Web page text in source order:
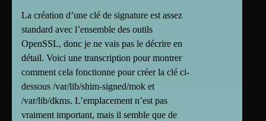
La création d’une clé de signature est assez
standard avec l’ensemble des outils
OpenSSL, donc je ne vais pas le décrire en
détail. Voici une transcription pour montrer
comment cela fonctionne pour créer la clé ci-
dessous /var/lib/shim-signed/mok et
/var/lib/dkms. L’emplacement n’est pas
vraiment important, mais il semble que de